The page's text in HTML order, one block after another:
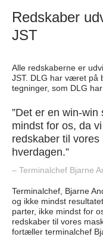
Redskaber
JST
Alle redskaberne er
JST. DLG har været på
tegninger, som DLG
”Det er en win-
mindst for os, da
redskaber til
hverdagen.”
– Terminalchef Bjarne
Terminalchef, Bjarne
og ikke mindst
parter, ikke mindst for
redskaber til vores
fortæller terminalchef